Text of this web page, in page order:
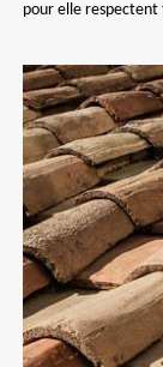
pour elle respectent